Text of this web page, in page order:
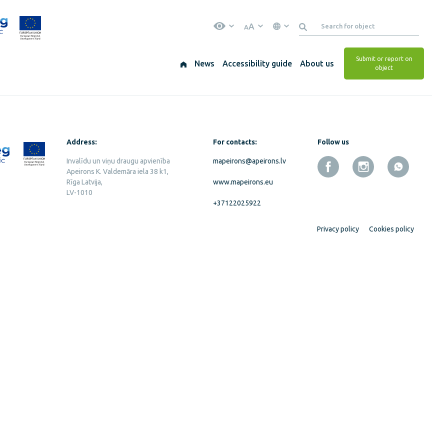
AA
News Accessibility guide About us
Submit or report on
object
Address:
Invalīdu un viņu draugu apvienība
Apeirons K. Valdemāra iela 38 k1,
Rīga Latvija,
LV-1010
For contacts:
mapeirons@apeirons.lv
www.mapeirons.eu
+37122025922
Follow us
Privacy policy Cookies policy